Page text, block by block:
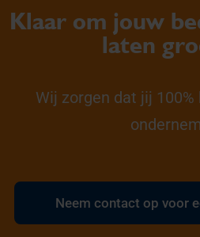
Klaar om jouw
laten
Wij zorgen dat jij
Neem contact op voor